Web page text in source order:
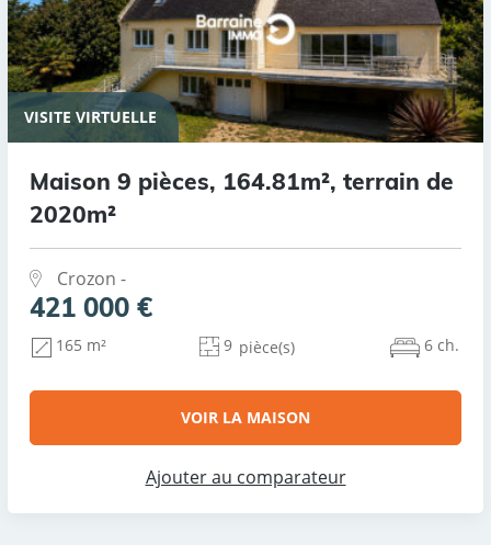
VISITE VIRTUELLE
Maison 9 pièces, 164.81m², terrain de
2020m²
Crozon -
421 000 €
165 m² 9 pièce(s) 6 ch.
VOIR LA MAISON
Ajouter au comparateur